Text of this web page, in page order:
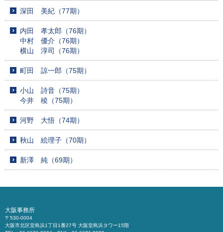
深田 美紀（77期）
内田 孝太郎（76期）
中村 優介（76期）
横山 淳司（76期）
町田 諒一郎（75期）
小山 詩音（75期）
今井 稜（75期）
河野 大悟（74期）
秋山 絵理子（70期）
新澤 純（69期）
大阪事務所
〒530-0004
大阪市北区堂島浜1丁目1番27号 大阪堂島浜タワー15階